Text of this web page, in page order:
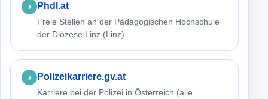
Phdl.at
Freie Stellen an der Pädagogischen Hochschule
der Diözese Linz (Linz)
Polizeikarriere.gv.at
Karriere bei der Polizei in Österreich (alle